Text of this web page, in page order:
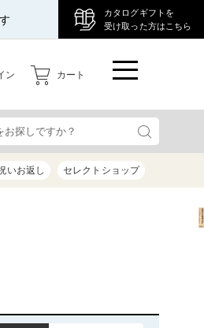
カタログギフトを
受け取った方はこちら
ン カート
いお返し セレクトショップ